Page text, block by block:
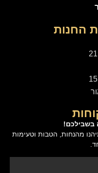
החנות
בשבילכם!
מהנחות, הטבות וטעימות